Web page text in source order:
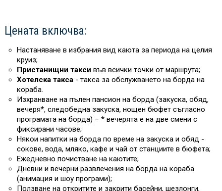
Цената включва:
Настаняване в избрания вид каюта за периода на целия
круиз;
Пристанищни такси във всички точки от маршрута;
Хотелска такса - такса за обслужването на борда на
кораба.
Изхранване на пълен пансион на борда (закуска, обяд,
вечеря*, следобедна закуска, нощен бюфет съгласно
програмата на борда) – * вечерята е на две смени с
фиксирани часове;
Някои напитки на борда по време на закуска и обяд -
сокове, вода, мляко, кафе и чай от станциите в бюфета;
Ежедневно почистване на каютите;
Дневни и вечерни развлечения на борда на кораба
(анимация и шоу програми);
Ползване на откритите и закрити басейни, шезлонги,